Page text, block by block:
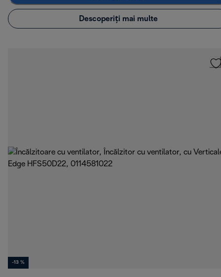
Descoperiți mai multe
-13 %